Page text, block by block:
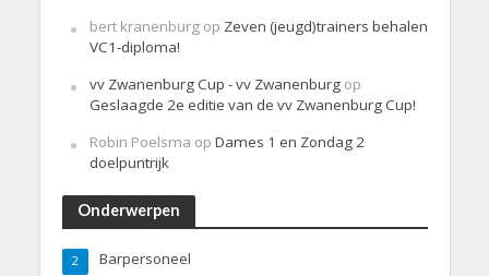
bert kranenburgop Zeven (jeugd)trainers behalen
VC1-diploma!
vv Zwanenburg Cup - vv Zwanenburgop
Geslaagde 2e editie van de vv Zwanenburg Cup!
Robin Poelsma op Dames 1 en Zondag 2
doelpuntrijk
Onderwerpen
Barpersoneel
2